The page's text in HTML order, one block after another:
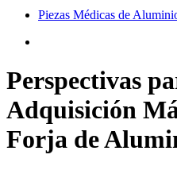
Piezas Médicas de
Perspectivas
Adquisición
Forja de